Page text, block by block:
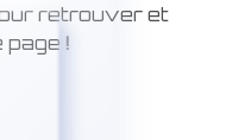
retrouver et
page !